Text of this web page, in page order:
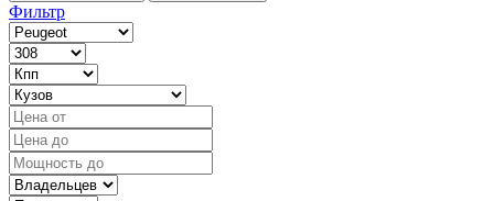
Фильтр